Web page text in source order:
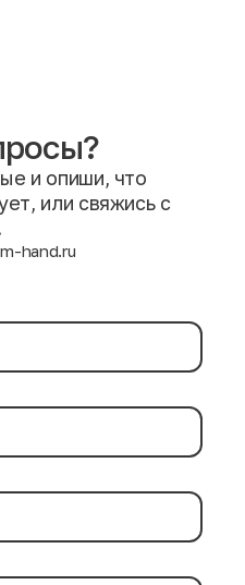
и опиши, что
или свяжись с
hand.ru